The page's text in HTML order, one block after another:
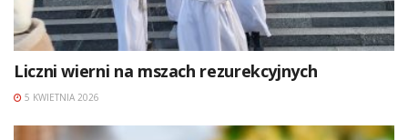
Liczni wierni na mszach rezurekcyjnych
5 KWIETNIA 2026